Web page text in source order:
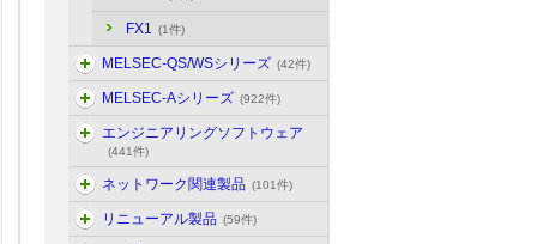
FX1 (1件)
MELSEC-QS/WSシリーズ (42件)
MELSEC-Aシリーズ (922件)
エンジニアリングソフトウェア
(441件)
ネットワーク関連製品 (101件)
リニューアル製品 (59件)